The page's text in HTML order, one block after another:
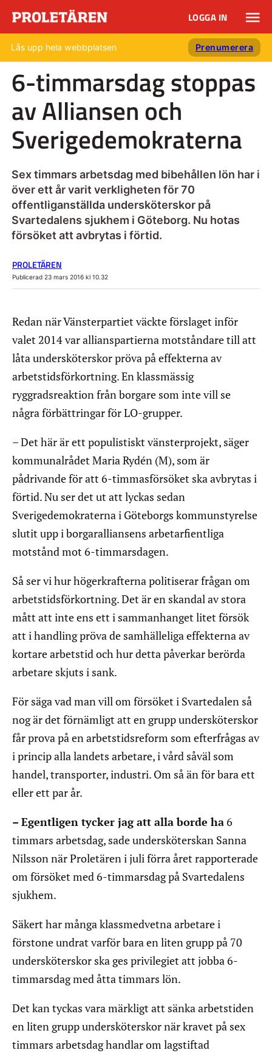
LOGGA IN
Lås upp hela webbplatsen Prenumerera
6-timmarsdag stoppas
av Alliansen och
Sverigedemokraterna
Sex timmars arbetsdag med bibehållen lön har i
över ett år varit verkligheten för 70
offentliganställda undersköterskor på
Svartedalens sjukhem i Göteborg. Nu hotas
försöket att avbrytas i förtid.
PROLETÄREN
Publicerad 23 mars 2016 kl 10.32
Redan när Vänsterpartiet väckte förslaget inför
valet 2014 var allianspartierna motståndare till att
låta undersköterskor pröva på effekterna av
arbetstidsförkortning. En klassmässig
ryggradsreaktion från borgare som inte vill se
några förbättringar för LO-grupper.
– Det här är ett populistiskt vänsterprojekt, säger
kommunalrådet Maria Rydén (M), som är
pådrivande för att 6-timmasförsöket ska avbrytas i
förtid. Nu ser det ut att lyckas sedan
Sverigedemokraterna i Göteborgs kommunstyrelse
slutit upp i borgaralliansens arbetarfientliga
motstånd mot 6-timmarsdagen.
Så ser vi hur högerkrafterna politiserar frågan om
arbetstidsförkortning. Det är en skandal av stora
mått att inte ens ett i sammanhanget litet försök
att i handling pröva de samhälleliga effekterna av
kortare arbetstid och hur detta påverkar berörda
arbetare skjuts i sank.
För säga vad man vill om försöket i Svartedalen så
nog är det förnämligt att en grupp undersköterskor
får prova på en arbetstidsreform som efterfrågas av
i princip alla landets arbetare, i vård såväl som
handel, transporter, industri. Om så än för bara ett
eller ett par år.
– Egentligen tycker jag att alla borde ha6
timmars arbetsdag, sade undersköterskan Sanna
Nilsson när Proletären i juli förra året rapporterade
om försöket med 6-timmarsdag på Svartedalens
sjukhem.
Säkert har många klassmedvetna arbetare i
förstone undrat varför bara en liten grupp på 70
undersköterskor ska ges privilegiet att jobba 6-
timmarsdag med åtta timmars lön.
Det kan tyckas vara märkligt att sänka arbetstiden
en liten grupp undersköterskor när kravet på sex
timmars arbetsdag handlar om lagstiftad